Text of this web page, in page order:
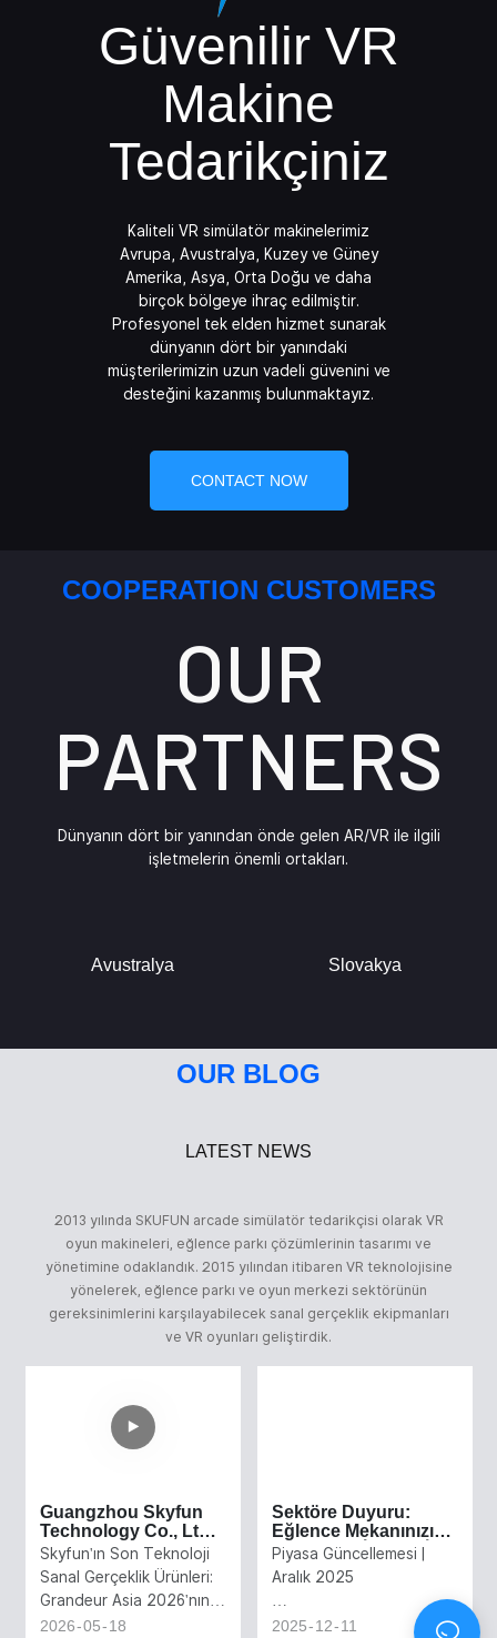
GüvenilirVR
Makine
Tedarikçiniz
Kaliteli VR simülatör makinelerimiz
Avrupa, Avustralya, Kuzey ve Güney
Amerika, Asya, Orta Doğu ve daha
birçok bölgeye ihraç edilmiştir.
Profesyonel tek elden hizmet sunarak
dünyanın dört bir yanındaki
müşterilerimizin uzun vadeli güvenini ve
desteğini kazanmış bulunmaktayız.
CONTACT NOW
COOPERATION CUSTOMERS
OUR
PARTNERS
Dünyanın dört bir yanından önde gelen AR/VR ile ilgili
işletmelerin önemli ortakları.
Avustralya Slovakya
OUR BLOG
LATEST NEWS
2013 yılında SKUFUN arcade simülatör tedarikçisi olarak VR
oyun makineleri, eğlence parkı çözümlerinin tasarımı ve
yönetimine odaklandık. 2015 yılından itibaren VR teknolojisine
yönelerek, eğlence parkı ve oyun merkezi sektörünün
gereksinimlerini karşılayabilecek sanal gerçeklik ekipmanları
ve VR oyunları geliştirdik.
Guangzhou Skyfun
Technology Co., Ltd.,
2026 Grandeur Asia
Eğlence ve
Atraksiyon Fuarı'nda
parlamaya hazır.
Skyfun'ın Son Teknoloji
Sanal Gerçeklik Ürünleri:
Grandeur Asia 2026'nın
Mutlaka Görülmesi
2026 05 18
Sektöre Duyuru:
Eğlence Mekanınızı
Yenilemek İçin En İyi
Zaman Şimdi
Piyasa Güncellemesi |
Aralık 2025
2025 12 11